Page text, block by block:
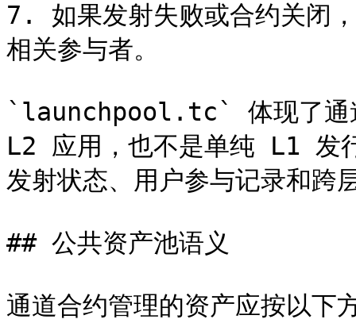
7. 如果发射失败或合约关闭
相关参与者。
`launchpool.tc` 体现了通道
L2 应用，也不是单纯 L1 发
发射状态、用户参与记录和跨
## 公共资产池语义
通道合约管理的资产应按以下